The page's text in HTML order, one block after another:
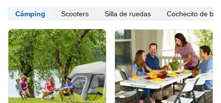
Cámping Scooters Silla de ruedas Cochecito de